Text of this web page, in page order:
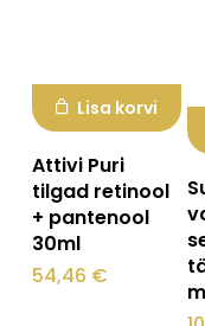
Lisa korvi
Attivi Puri
tilgad retinool
+ pantenool
30ml
54,46 €